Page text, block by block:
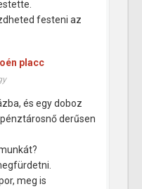
festeni az
és egy doboz
derűsen
meg is